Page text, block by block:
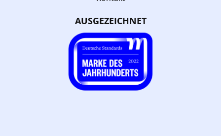
AUSGEZEICHNET